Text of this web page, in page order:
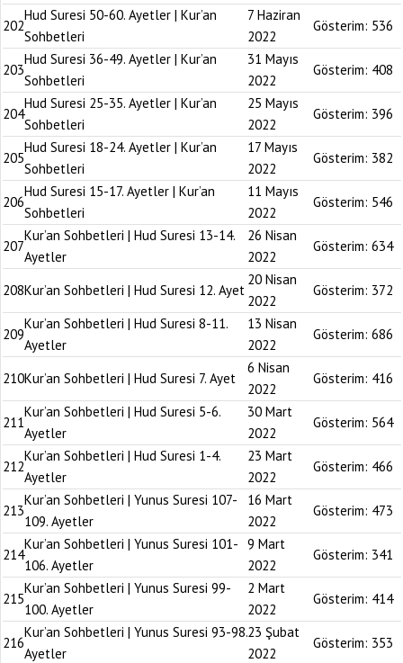
202
Hud Suresi 50-60. Ayetler | Kur’an
Sohbetleri
7 Haziran
2022
Gösterim: 536
203
Hud Suresi 36-49. Ayetler | Kur’an
Sohbetleri
31 Mayıs
2022
Gösterim: 408
204
Hud Suresi 25-35. Ayetler | Kur’an
Sohbetleri
25 Mayıs
2022
Gösterim: 396
205
Hud Suresi 18-24. Ayetler | Kur’an
Sohbetleri
17 Mayıs
2022
Gösterim: 382
206
Hud Suresi 15-17. Ayetler | Kur’an
Sohbetleri
11 Mayıs
2022
Gösterim: 546
207
Kur’an Sohbetleri | Hud Suresi 13-14.
Ayetler
26 Nisan
2022
Gösterim: 634
208Kur’an Sohbetleri | Hud Suresi 12. Ayet
20 Nisan
2022
Gösterim: 372
209
Kur’an Sohbetleri | Hud Suresi 8-11.
Ayetler
13 Nisan
2022
Gösterim: 686
210Kur’an Sohbetleri | Hud Suresi 7. Ayet
6 Nisan
2022
Gösterim: 416
211
Kur’an Sohbetleri | Hud Suresi 5-6.
Ayetler
30 Mart
2022
Gösterim: 564
212
Kur’an Sohbetleri | Hud Suresi 1-4.
Ayetler
23 Mart
2022
Gösterim: 466
213
Kur’an Sohbetleri | Yunus Suresi 107-
109. Ayetler
16 Mart
2022
Gösterim: 473
214
Kur’an Sohbetleri | Yunus Suresi 101-
106. Ayetler
9 Mart
2022
Gösterim: 341
215
Kur’an Sohbetleri | Yunus Suresi 99-
100. Ayetler
2 Mart
2022
Gösterim: 414
216
Kur’an Sohbetleri | Yunus Suresi 93-98.
Ayetler
23 Şubat
2022
Gösterim: 353